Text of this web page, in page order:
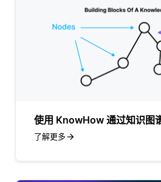
使用 KnowHow 通过知识图
了解更多